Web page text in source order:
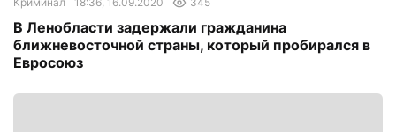
В Ленобласти задержали гражданина
ближневосточной страны, который пробирался в
Евросоюз